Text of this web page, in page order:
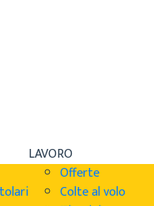
LAVORO
Offerte
Colte al volo